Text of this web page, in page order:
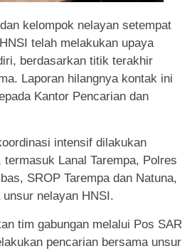
kelompok nelayan setempat
telah melakukan upaya
berdasarkan titik terakhir
Laporan hilangnya kontak ini
Kantor Pencarian dan
intensif dilakukan
Lanal Tarempa, Polres
SROP Tarempa dan Natuna,
nelayan HNSI.
tim gabungan melalui Pos SAR
pencarian bersama unsur